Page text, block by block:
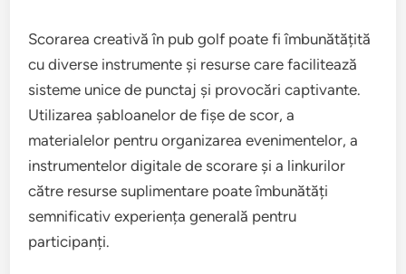
Scorarea creativă în pub golf poate fi îmbunătățită
cu diverse instrumente și resurse care facilitează
sisteme unice de punctaj și provocări captivante.
Utilizarea șabloanelor de fișe de scor, a
materialelor pentru organizarea evenimentelor, a
instrumentelor digitale de scorare și a linkurilor
către resurse suplimentare poate îmbunătăți
semnificativ experiența generală pentru
participanți.